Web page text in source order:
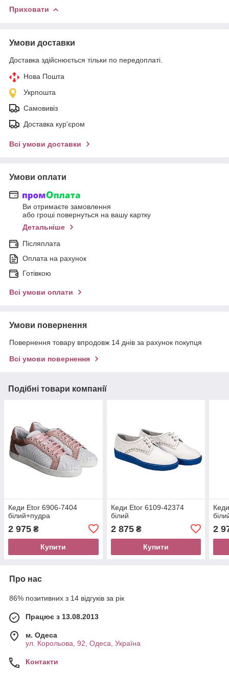
Приховати
Умови доставки
Доставка здійснюється тільки по передоплаті.
Нова Пошта
Укрпошта
Самовивіз
Доставка кур'єром
Всі умови доставки
Умови оплати
Ви отримаєте замовлення
або гроші повернуться на вашу картку
Детальніше
Післяплата
Оплата на рахунок
Готівкою
Всі умови оплати
Умови повернення
Повернення товару впродовж 14 днів за рахунок покупця
Всі умови повернення
Подібні товари компанії
Кеди Etor 6906-7404
білий+пудра
2 975 ₴
Купити
Кеди Etor 6109-42374
білий
2 875₴
Купити
2
Про нас
86% позитивних з 14 відгуків за рік
Працює з 13.08.2013
м. Одеса
ул. Корольова, 92, Одеса, Україна
Контакти